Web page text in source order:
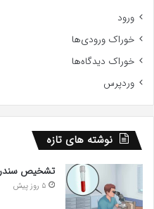
ورود
خوراک ورودی‌ها
خوراک دیدگاه‌ها
وردپرس
نوشته های تازه
تشخیص
5 روز پیش